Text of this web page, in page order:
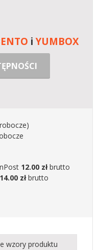
iYUMBOX
12.00 złbrutto
14.00 złbrutto
wzory produktu